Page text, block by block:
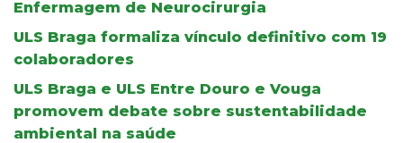
Enfermagem de Neurocirurgia
ULS Braga formaliza vínculo definitivo com 19
colaboradores
ULS Braga e ULS Entre Douro e Vouga
promovem debate sobre sustentabilidade
ambiental na saúde